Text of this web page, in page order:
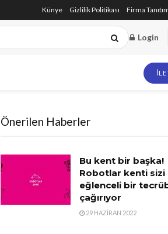
Künye Gizlilik Politikası Firma
Login
Önerilen Haberler
Bu kent bir başka!
Robotlar kenti sizi
eğlenceli bir
çağırıyor
29 HAZIRAN 2022